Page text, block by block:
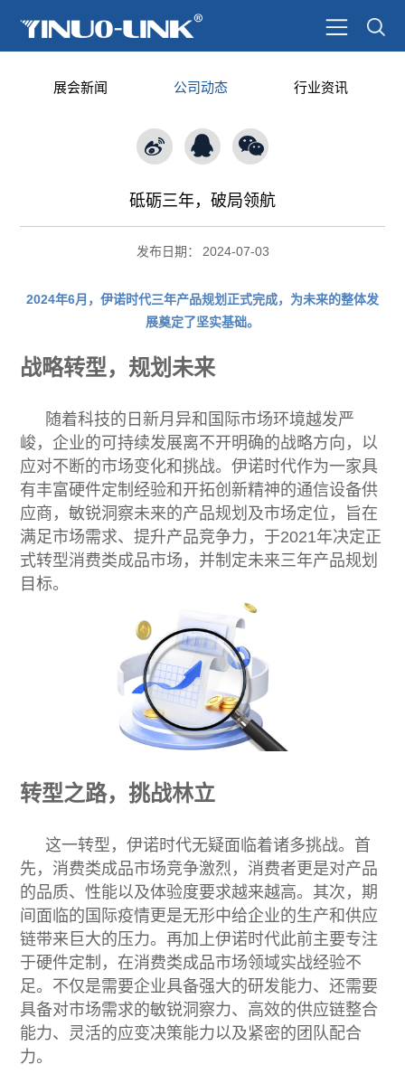
展会新闻 公司动态 行业资讯
砥砺三年，破局领航
发布日期： 2024-07-03
2024年6月，伊诺时代三年产品规划正式完成，为未来的整体发
展奠定了坚实基础。
战略转型， 规划 未来
随着科技的日新月异和国际市场环境越发严
峻，企业的可持续发展离不开明确的战略方向，以
应对不断的市场变化和挑战。伊诺时代作为一家具
有丰富硬件定制经验和开拓创新精神的通信设备供
应商，敏锐洞察未来的产品规划及市场定位，旨在
满足市场需求、提升产品竞争力，于2021年决定正
式转型消费类成品市场，并制定未来三年产品规划
目标。
转型之路，挑战林立
这一转型，伊诺时代无疑面临着诸多挑战。首
先，消费类成品市场竞争激烈，消费者更是对产品
的品质、性能以及体验度要求越来越高。其次，期
间面临的国际疫情更是无形中给企业的生产和供应
链带来巨大的压力。再加上伊诺时代此前主要专注
于硬件定制，在消费类成品市场领域实战经验不
足。不仅是需要企业具备强大的研发能力、还需要
具备对市场需求的敏锐洞察力、高效的供应链整合
能力、灵活的应变决策能力以及紧密的团队配合
力。